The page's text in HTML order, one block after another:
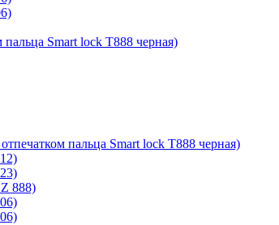
пальца Smart lock T888 черная)
пальца Smart lock T888 черная)
888)